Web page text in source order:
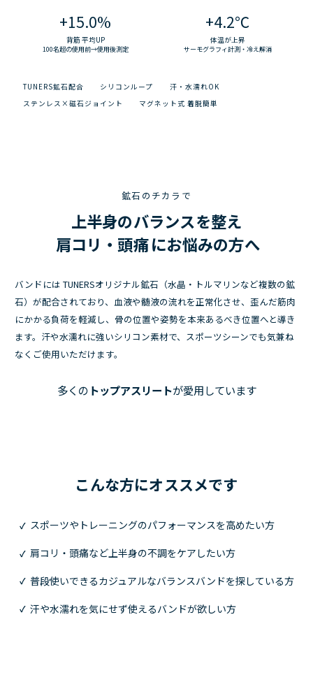
+15.0%
背筋 平均UP
100名超の使用前→使用後測定
+4.2℃
体温が上昇
サーモグラフィ計測・冷え解消
TUNERS鉱石配合 シリコンループ
汗・水濡れOK
ステンレス×磁石ジョイント
マグネット式 着脱簡単
鉱石のチカラで
上半身のバランスを整え
肩コリ・頭痛にお悩みの方へ
バンドには TUNERSオリジナル鉱石（水晶・トルマリンなど複数の鉱
石）が配合されており、血液や髄液の流れを正常化させ、歪んだ筋肉
にかかる負荷を軽減し、骨の位置や姿勢を本来あるべき位置へと導き
ます。汗や水濡れに強いシリコン素材で、スポーツシーンでも気兼ね
なくご使用いただけます。
多くの トップアスリートが愛用しています
こんな方にオススメです
✓ スポーツやトレーニングのパフォーマンスを高めたい方
✓ 肩コリ・頭痛など上半身の不調をケアしたい方
✓ 普段使いできるカジュアルなバランスバンドを探している方
✓ 汗や水濡れを気にせず使えるバンドが欲しい方